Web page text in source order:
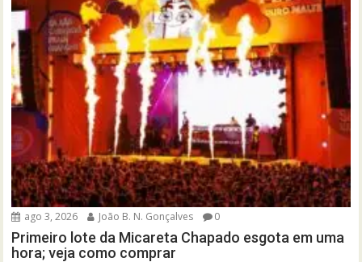
ago 3, 2026 João B. N. Gonçalves 0
Primeiro lote da Micareta Chapado esgota em uma
hora; veja como comprar